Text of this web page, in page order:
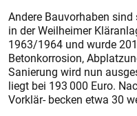
Andere Bauvorhaben
in der Weilheimer
1963/1964 und wurde
Betonkorrosion,
Sanierung wird nun
liegt bei 193 000 Euro.
Vorklär- becken etwa 30